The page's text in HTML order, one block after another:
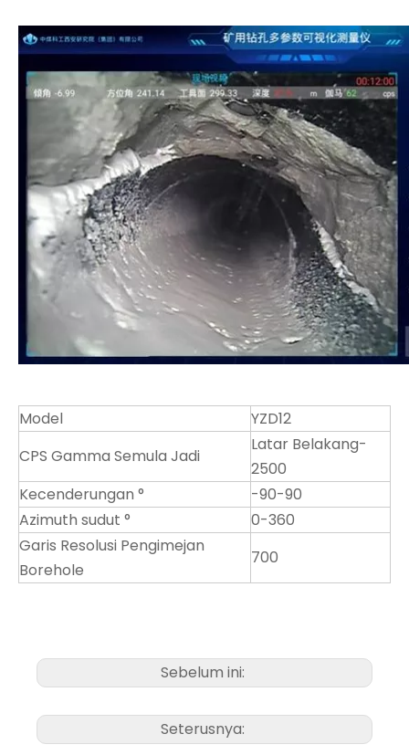
Model
YZD12
CPS Gamma Semula Jadi
Latar Belakang-
2500
Kecenderungan °
-90-90
Azimuth sudut °
0-360
Garis Resolusi Pengimejan
Borehole
700
Sebelum ini:
Seterusnya: